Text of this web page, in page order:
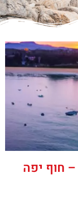
Playa de Santa Cristina – חוף יפה